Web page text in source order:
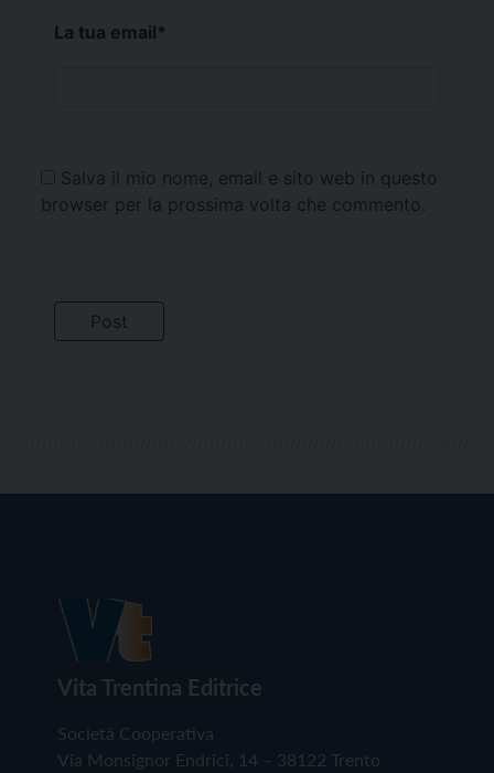
La tua email*
Salva il mio nome, email e sito web in questo
browser per la prossima volta che commento.
Vita Trentina Editrice
Società Cooperativa
Via Monsignor Endrici, 14 – 38122 Trento